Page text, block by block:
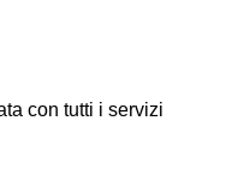
con tutti i servizi